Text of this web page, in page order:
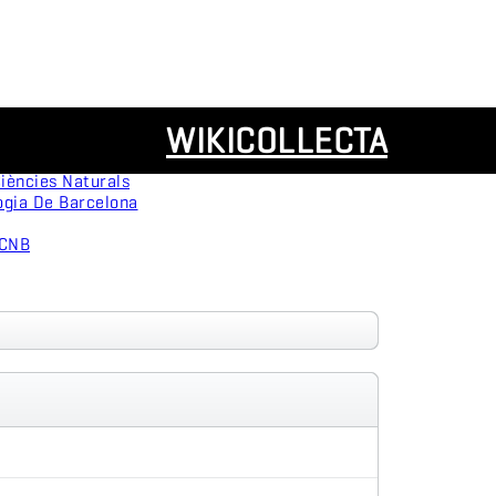
Naturals
De Barcelona
Panorámicas
WIKICOLLECTA